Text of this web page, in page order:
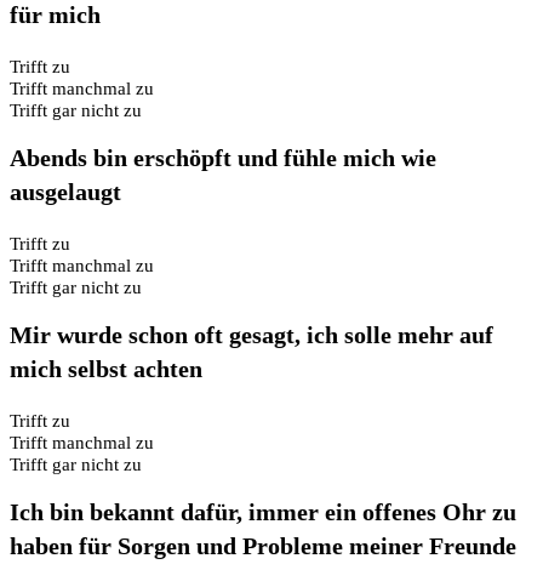
für mich
Trifft zu
Trifft manchmal zu
Trifft gar nicht zu
Abends bin erschöpft und fühle mich wie
ausgelaugt
Trifft zu
Trifft manchmal zu
Trifft gar nicht zu
Mir wurde schon oft gesagt, ich solle mehr auf
mich selbst achten
Trifft zu
Trifft manchmal zu
Trifft gar nicht zu
Ich bin bekannt dafür, immer ein offenes Ohr zu
haben für Sorgen und Probleme meiner Freunde